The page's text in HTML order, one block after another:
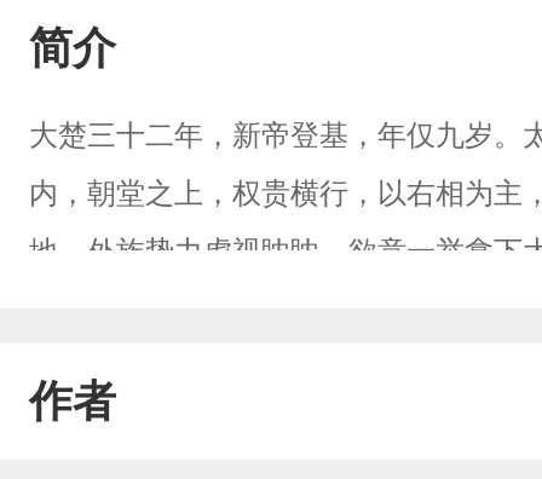
简介
大楚三十二年，新帝登基，年仅九岁。
内，朝堂之上，权贵横行，以右相为主
地，外族势力虎视眈眈，欲意一举拿下
质，次子随女儿下江南，只留幺子陆
作者